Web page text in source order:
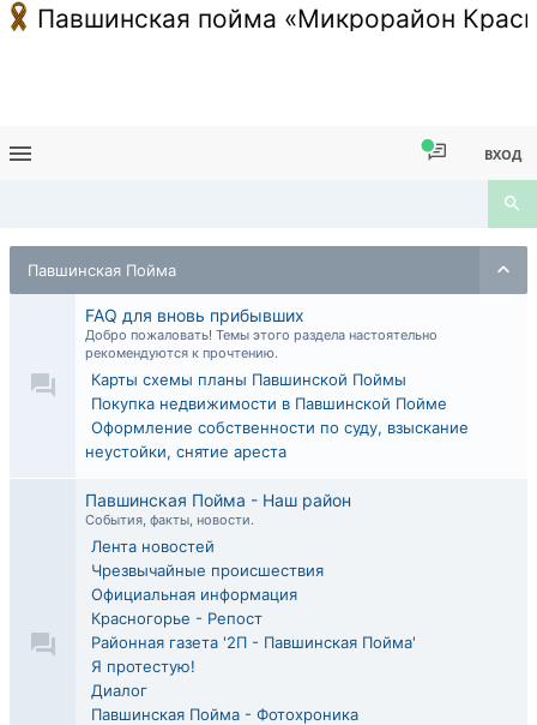
Павшинская пойма «Микрорайон
ВХОД
Павшинская Пойма
FAQ для вновь прибывших
Добро пожаловать! Темы этого раздела настоятельно
рекомендуются к прочтению.
Карты схемы планы Павшинской Поймы
Покупка недвижимости в Павшинской Пойме
Оформление собственности по суду, взыскание
неустойки, снятие ареста
Павшинская Пойма - Наш район
События, факты, новости.
Лента новостей
Чрезвычайные происшествия
Официальная информация
Красногорье - Репост
Районная газета '2П - Павшинская Пойма'
Я протестую!
Диалог
Павшинская Пойма - Фотохроника